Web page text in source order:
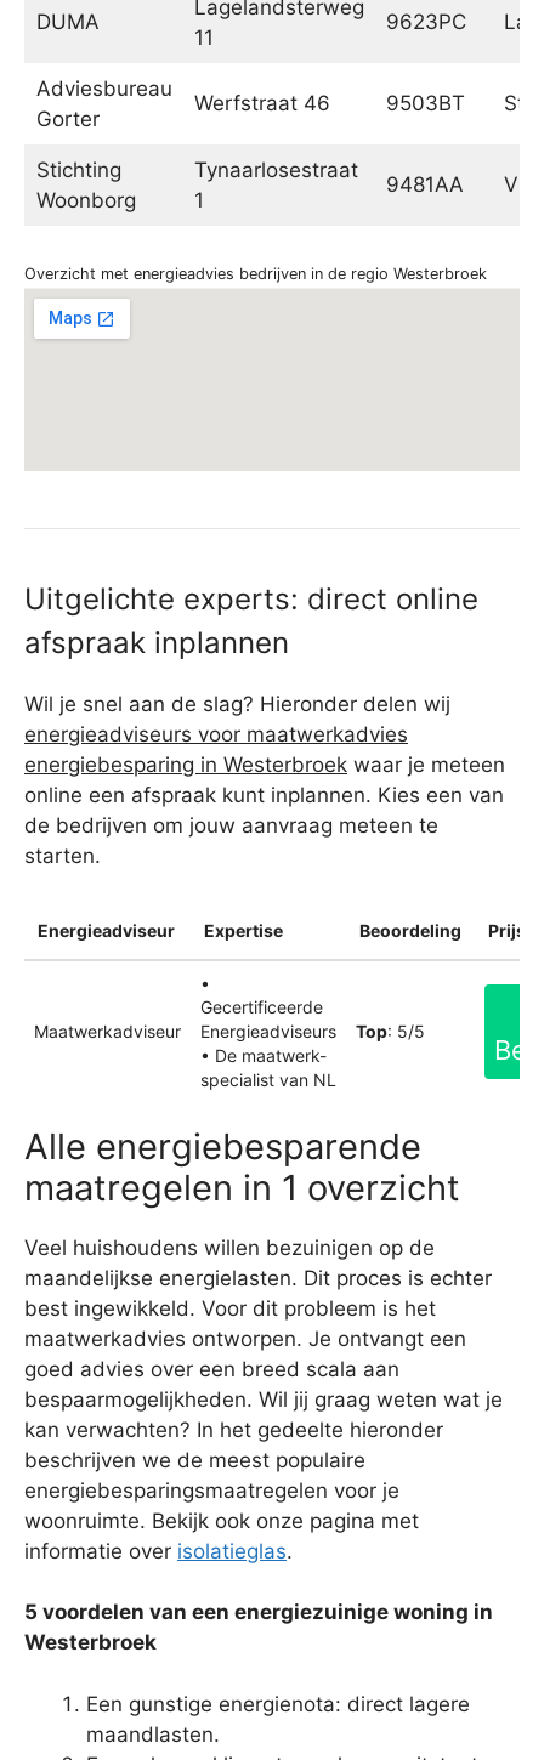
DUMA
Lagelandsterweg
11
9623PC
Adviesbureau
Gorter
Werfstraat 46 9503BT
Stichting
Woonborg
Tynaarlosestraat
1
9481AA
Overzicht met energieadvies bedrijven in de regio Westerbroek
Uitgelichte experts: direct online
afspraak inplannen
Wil je snel aan de slag? Hieronder delen wij
energieadviseurs voor maatwerkadvies
energiebesparing in Westerbroek waar je meteen
online een afspraak kunt inplannen. Kies een van
de bedrijven om jouw aanvraag meteen te
starten.
Energieadviseur Expertise Beoordeling
Maatwerkadviseur
•
Gecertificeerde
Energieadviseurs
• De maatwerk-
specialist van NL
Top: 5/5
Alle energiebesparende
maatregelen in 1 overzicht
Veel huishoudens willen bezuinigen op de
maandelijkse energielasten. Dit proces is echter
best ingewikkeld. Voor dit probleem is het
maatwerkadvies ontworpen. Je ontvangt een
goed advies over een breed scala aan
bespaarmogelijkheden. Wil jij graag weten wat je
kan verwachten? In het gedeelte hieronder
beschrijven we de meest populaire
energiebesparingsmaatregelen voor je
woonruimte. Bekijk ook onze pagina met
informatie over isolatieglas.
5 voordelen van een energiezuinige woning in
Westerbroek
Een gunstige energienota: direct lagere
maandlasten.